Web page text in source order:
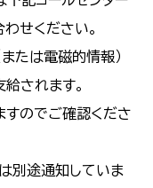
せください。
たは電磁的情報）
されます。
すのでご確認くださ
別途通知していま